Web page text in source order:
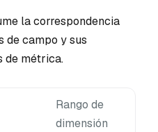
la correspondencia
de campo y sus
de métrica.
Rango de
dimensión